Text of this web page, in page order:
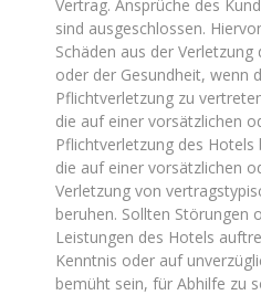
Vertrag. Ansprüche des
sind ausgeschlossen.
Schäden aus der
oder der Gesundheit, wenn
Pflichtverletzung zu
die auf einer vorsätzlichen
Pflichtverletzung des Hotels
die auf einer vorsätzlichen
Verletzung von
beruhen. Sollten Störungen
Leistungen des Hotels
Kenntnis oder auf
bemüht sein, für Abhilfe zu